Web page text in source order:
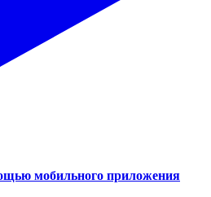
мобильного приложения